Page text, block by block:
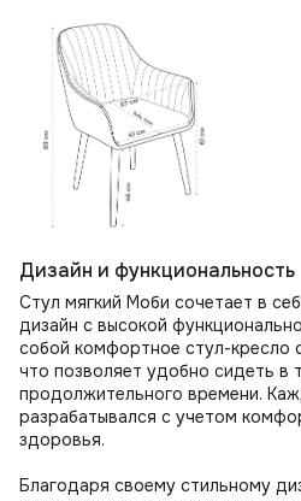
Дизайн и функциональность
Стул мягкий Моби сочетает в
дизайн с высокой
собой комфортное стул-кресло
что позволяет удобно сидеть в
продолжительного времени.
разрабатывался с учетом
здоровья.
Благодаря своему стильному